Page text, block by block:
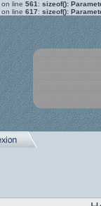
on line 561 : sizeof():
on line 617: sizeof():